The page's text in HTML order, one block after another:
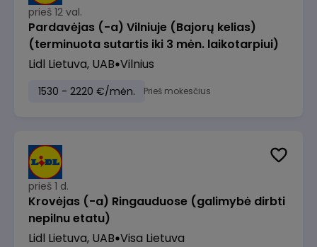
prieš 12 val.
Pardavėjas (-a) Vilniuje (Bajorų kelias)
(terminuota sutartis iki 3 mėn. laikotarpiui)
Lidl Lietuva, UAB Vilnius
1530 - 2220 €/mėn. Prieš mokesčius
prieš 1 d.
Krovėjas (-a) Ringauduose (galimybė dirbti
nepilnu etatu)
Lidl Lietuva, UAB Visa Lietuva